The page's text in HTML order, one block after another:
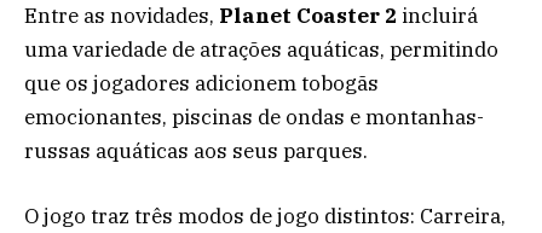
Entre as novidades, Planet Coaster 2 incluirá
uma variedade de atrações aquáticas, permitindo
que os jogadores adicionem tobogãs
emocionantes, piscinas de ondas e montanhas-
russas aquáticas aos seus parques.
O jogo traz três modos de jogo distintos: Carreira,